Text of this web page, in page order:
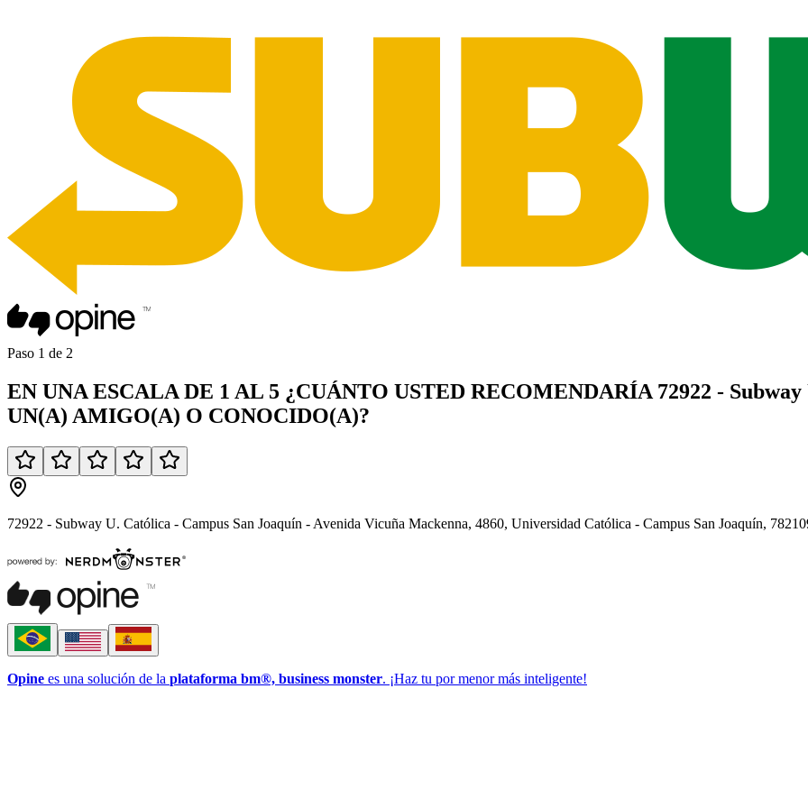
Paso 1 de 2
EN UNA ESCALA DE 1 AL 5 ¿CUÁNTO USTED RECOMENDARÍA 72922 -
UN(A) AMIGO(A) O CONOCIDO(A)?
72922 - Subway U. Católica - Campus San Joaquín - Avenida Vicuña Mackenna, 4860, Universidad Católica - Campus San Joaquín,
Opine es una solución de la plataforma bm®, business monster. ¡Haz tu por menor más inteligente!